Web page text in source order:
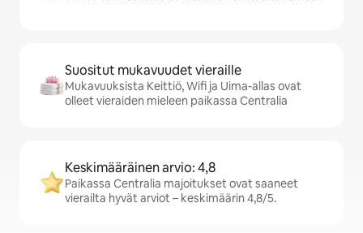
Suositut mukavuudet vieraille
Mukavuuksista Keittiö, Wifi ja Uima-allas ovat
olleet vieraiden mieleen paikassa Centralia
Keskimääräinen arvio: 4,8
Paikassa Centralia majoitukset ovat saaneet
vierailta hyvät arviot – keskimäärin 4,8/5.